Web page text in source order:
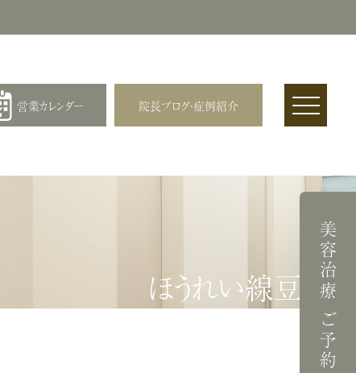
営業カレンダー 院長ブログ・症例紹介
美容治療 ご予約
ほうれい線豆知